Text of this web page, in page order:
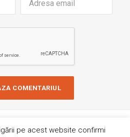
pe acest website confirmi